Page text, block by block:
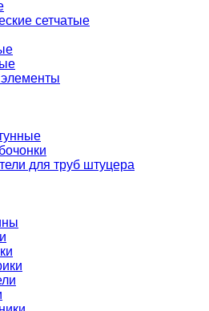
сетчатые
для труб штуцера